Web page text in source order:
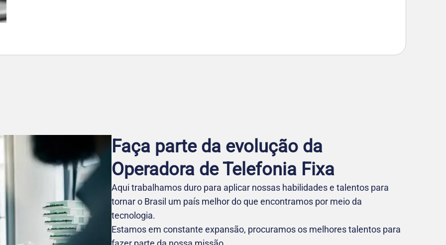
Faça parte da evolução da
Operadora de Telefo nia Fixa
Aqui trabalhamos duro para aplicar nossas habilidades e talentos para
tornar o Brasil um país melhor do que encontramos por meio da
tecnologia.
Estamos em constante expansão, procuramos os melhores talentos para